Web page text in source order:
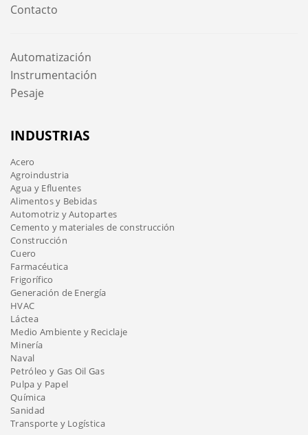
Contacto
Automatización
Instrumentación
Pesaje
INDUSTRIAS
Acero
Agroindustria
Agua y Efluentes
Alimentos y Bebidas
Automotriz y Autopartes
Cemento y materiales de construcción
Construcción
Cuero
Farmacéutica
Frigorífico
Generación de Energía
HVAC
Láctea
Medio Ambiente y Reciclaje
Minería
Naval
Petróleo y Gas Oil Gas
Pulpa y Papel
Química
Sanidad
Transporte y Logística